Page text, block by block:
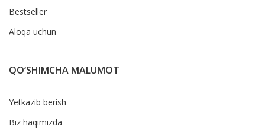
Bestseller
Aloqa uchun
QO‘SHIMCHA MALUMOT
Yetkazib berish
Biz haqimizda